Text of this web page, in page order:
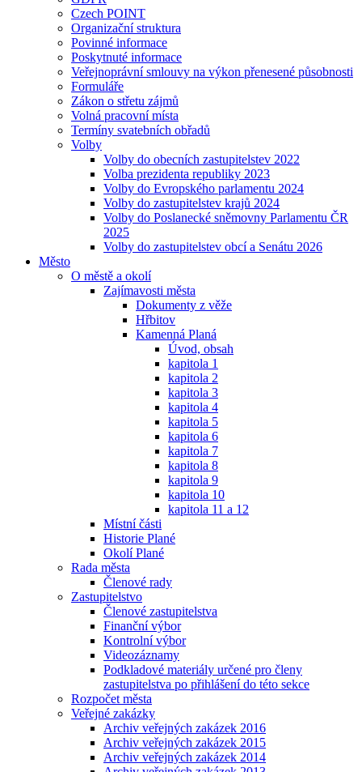
Czech POINT
Organizační struktura
Povinné informace
Poskytnuté informace
Veřejnoprávní smlouvy na výkon přenesené působnosti
Formuláře
Zákon o střetu zájmů
Volná pracovní místa
Termíny svatebních obřadů
Volby
Volby do obecních zastupitelstev 2022
Volba prezidenta republiky 2023
Volby do Evropského parlamentu 2024
Volby do zastupitelstev krajů 2024
Volby do Poslanecké sněmovny Parlamentu ČR
2025
Volby do zastupitelstev obcí a Senátu 2026
Město
O městě a okolí
Zajímavosti města
Dokumenty z věže
Hřbitov
Kamenná Planá
Úvod, obsah
kapitola 1
kapitola 2
kapitola 3
kapitola 4
kapitola 5
kapitola 6
kapitola 7
kapitola 8
kapitola 9
kapitola 10
kapitola 11 a 12
Místní části
Historie Plané
Okolí Plané
Rada města
Členové rady
Zastupitelstvo
Členové zastupitelstva
Finanční výbor
Kontrolní výbor
Videozáznamy
Podkladové materiály určené pro členy
zastupitelstva po přihlášení do této sekce
Rozpočet města
Veřejné zakázky
Archiv veřejných zakázek 2016
Archiv veřejných zakázek 2015
Archiv veřejných zakázek 2014